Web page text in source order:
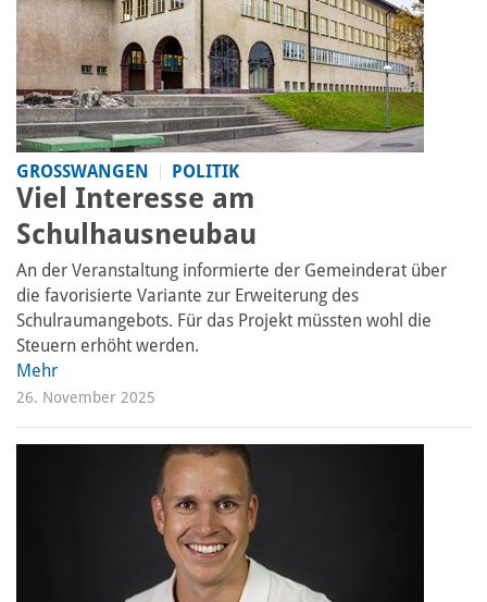
GROSSWANGEN POLITIK
Viel Interesse am
Schulhausneubau
An der Veranstaltung informierte der Gemeinderat über
die favorisierte Variante zur Erweiterung des
Schulraumangebots. Für das Projekt müssten wohl die
Steuern erhöht werden.
Mehr
26. November 2025